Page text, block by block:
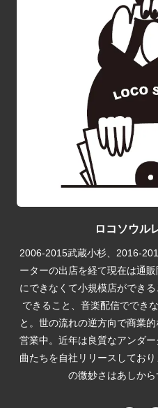
ロコソウル
2006-2015武蔵小杉、2016-
ーターの出店を経て現在は通
にできなくて小規模店ができ
できること、音楽配信ででき
と。世の流れの逆方向で商業
営業中。近年は良質なアンダ
曲たちを自社リリースしてお
の微妙さはあしから